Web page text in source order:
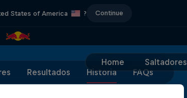
States of America ? Continue
Home Saltadores
Resultados Historia FAQs